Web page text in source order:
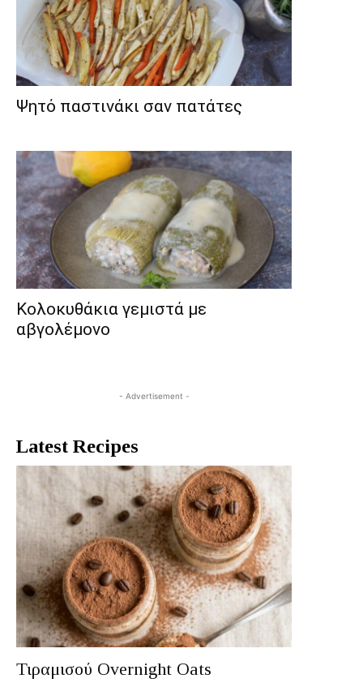
Ψητό παστινάκι σαν πατάτες
Κολοκυθάκια γεμιστά με
αβγολέμονο
- Advertisement -
Latest Recipes
Τιραμισού Overnight Oats